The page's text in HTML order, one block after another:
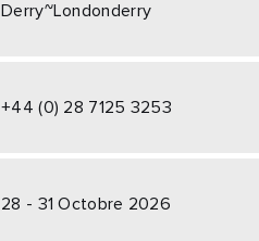
Derry~Londonderry
+44 (0) 28 7125 3253
28 - 31 Octobre 2026